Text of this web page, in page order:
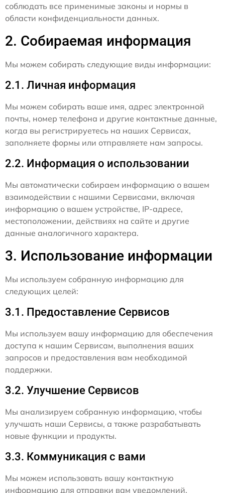
соблюдать все применимые законы и нормы в
области конфиденциальности данных.
2. Собираемая информация
Мы можем собирать следующие виды информации:
2.1. Личная информация
Мы можем собирать ваше имя, адрес электронной
почты, номер телефона и другие контактные данные,
когда вы регистрируетесь на наших Сервисах,
заполняете формы или отправляете нам запросы.
2.2. Информация о использовании
Мы автоматически собираем информацию о вашем
взаимодействии с нашими Сервисами, включая
информацию о вашем устройстве, IP-адресе,
местоположении, действиях на сайте и другие
данные аналогичного характера.
3. Использование информации
Мы используем собранную информацию для
следующих целей:
3.1. Предоставление Сервисов
Мы используем вашу информацию для обеспечения
доступа к нашим Сервисам, выполнения ваших
запросов и предоставления вам необходимой
поддержки.
3.2. Улучшение Сервисов
Мы анализируем собранную информацию, чтобы
улучшать наши Сервисы, а также разрабатывать
новые функции и продукты.
3.3. Коммуникация с вами
Мы можем использовать вашу контактную
информацию для отправки вам уведомлений,